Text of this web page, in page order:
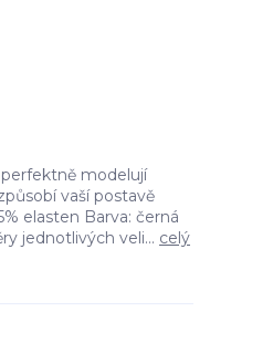
modelují
vaší postavě
elasten Barva: černá
jednotlivých veli... celý